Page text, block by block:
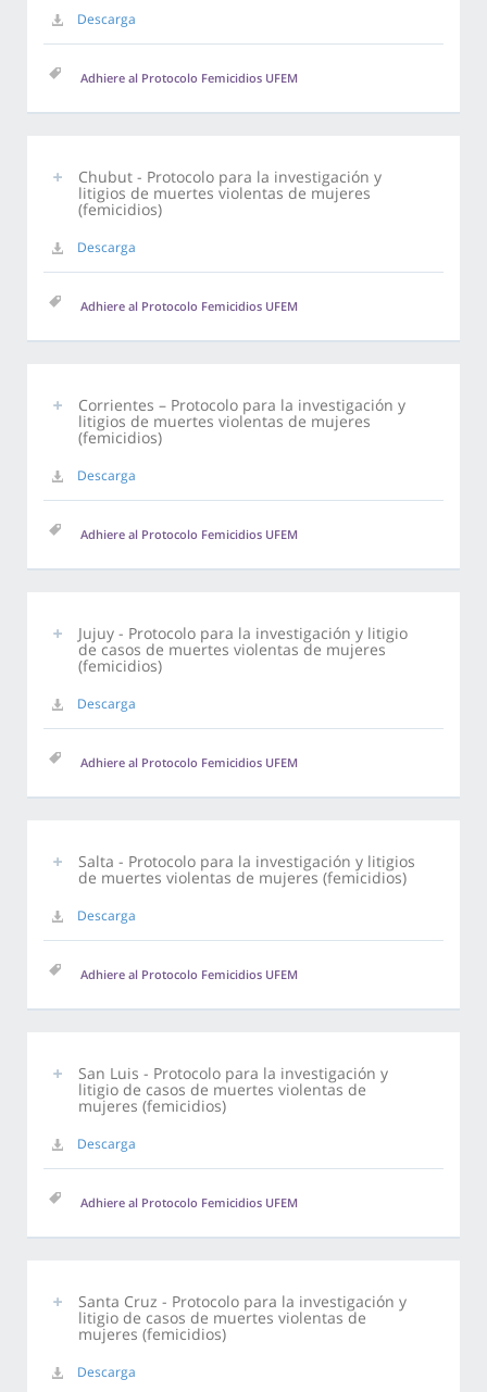
Descarga
Adhiere al Protocolo Femicidios UFEM
Chubut - Protocolo para la investigación y
litigios de muertes violentas de mujeres
(femicidios)
Descarga
Adhiere al Protocolo Femicidios UFEM
Corrientes – Protocolo para la investigación y
litigios de muertes violentas de mujeres
(femicidios)
Descarga
Adhiere al Protocolo Femicidios UFEM
Jujuy - Protocolo para la investigación y litigio
de casos de muertes violentas de mujeres
(femicidios)
Descarga
Adhiere al Protocolo Femicidios UFEM
Salta - Protocolo para la investigación y litigios
de muertes violentas de mujeres (femicidios)
Descarga
Adhiere al Protocolo Femicidios UFEM
San Luis - Protocolo para la investigación y
litigio de casos de muertes violentas de
mujeres (femicidios)
Descarga
Adhiere al Protocolo Femicidios UFEM
Santa Cruz - Protocolo para la investigación y
litigio de casos de muertes violentas de
mujeres (femicidios)
Descarga